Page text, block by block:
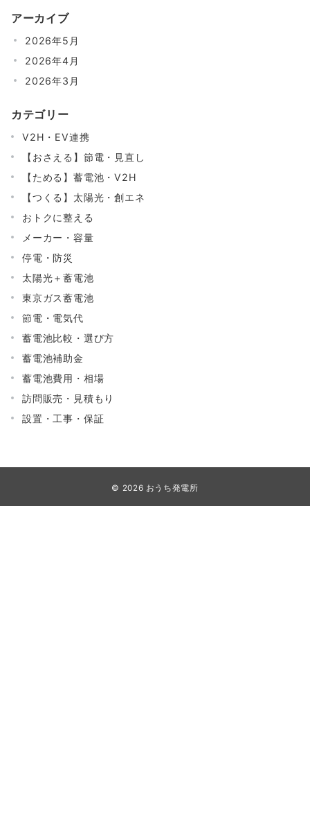
アーカイブ
2026年5月
2026年4月
2026年3月
カテゴリー
V2H・EV連携
【おさえる】節電・見直し
【ためる】蓄電池・V2H
【つくる】太陽光・創エネ
おトクに整える
メーカー・容量
停電・防災
太陽光＋蓄電池
東京ガス蓄電池
節電・電気代
蓄電池比較・選び方
蓄電池補助金
蓄電池費用・相場
訪問販売・見積もり
設置・工事・保証
© 2026 おうち発電所